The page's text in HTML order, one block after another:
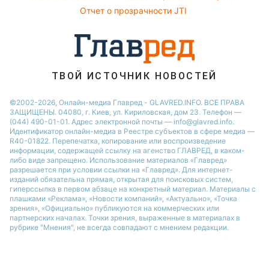
Советы от Андре Тана
Отчет о прозрачности JTI
ТВОЙ ИСТОЧНИК НОВОСТЕЙ
©2002-2026, Онлайн-медиа Главред - GLAVRED.INFO. ВСЕ ПРАВА
ЗАЩИЩЕНЫ. 04080, г. Киев, ул. Кириловская, дом 23. Телефон —
(044) 490-01-01. Адрес электронной почты — info@glavred.info.
Идентификатор онлайн-медиа в Реестре cубъектов в сфере медиа —
R40-01822. Перепечатка, копирование или воспроизведение
информации, содержащей ссылку на агенство ГЛАВРЕД, в каком-
либо виде запрещено. Использование материалов «Главред»
разрешается при условии ссылки на «Главред». Для интернет-
изданий обязательна прямая, открытая для поисковых систем,
гиперссылка в первом абзаце на конкретный материал. Материалы с
плашками «Реклама», «Новости компаний», «Актуально», «Точка
зрения», «Официально» публикуются на коммерческих или
партнерских началах. Точки зрения, выраженные в материалах в
рубрике "Мнения", не всегда совпадают с мнением редакции.